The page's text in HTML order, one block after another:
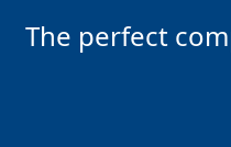
The perfect